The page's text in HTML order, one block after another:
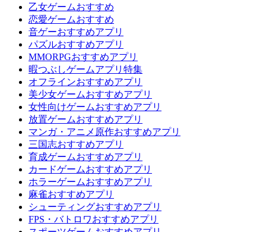
乙女ゲームおすすめ
恋愛ゲームおすすめ
音ゲーおすすめアプリ
パズルおすすめアプリ
MMORPGおすすめアプリ
暇つぶしゲームアプリ特集
オフラインおすすめアプリ
美少女ゲームおすすめアプリ
女性向けゲームおすすめアプリ
放置ゲームおすすめアプリ
マンガ・アニメ原作おすすめアプリ
三国志おすすめアプリ
育成ゲームおすすめアプリ
カードゲームおすすめアプリ
ホラーゲームおすすめアプリ
麻雀おすすめアプリ
シューティングおすすめアプリ
FPS・バトロワおすすめアプリ